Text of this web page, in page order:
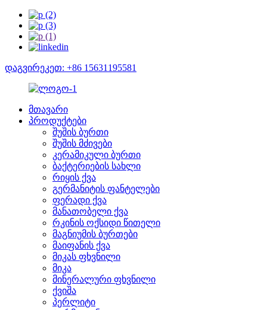
დაგვირეკეთ: +86 15631195581
მთავარი
პროდუქტები
შუშის ბურთი
შუშის მძივები
კერამიკული ბურთი
ბაქტერიების სახლი
რიყის ქვა
გერმანიტის ფანტელები
ფერადი ქვა
მანათობელი ქვა
რკინის ოქსიდი წითელი
მაგნიუმის ბურთები
მაიფანის ქვა
მიკას ფხვნილი
მიკა
მინერალური ფხვნილი
ქვიშა
პერლიტი